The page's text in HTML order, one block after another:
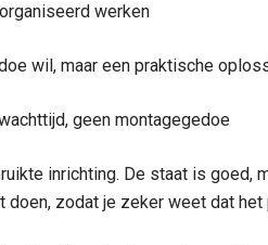
werken
wil, maar een praktische
geen montagegedoe
inrichting. De staat is goed,
zodat je zeker weet dat het